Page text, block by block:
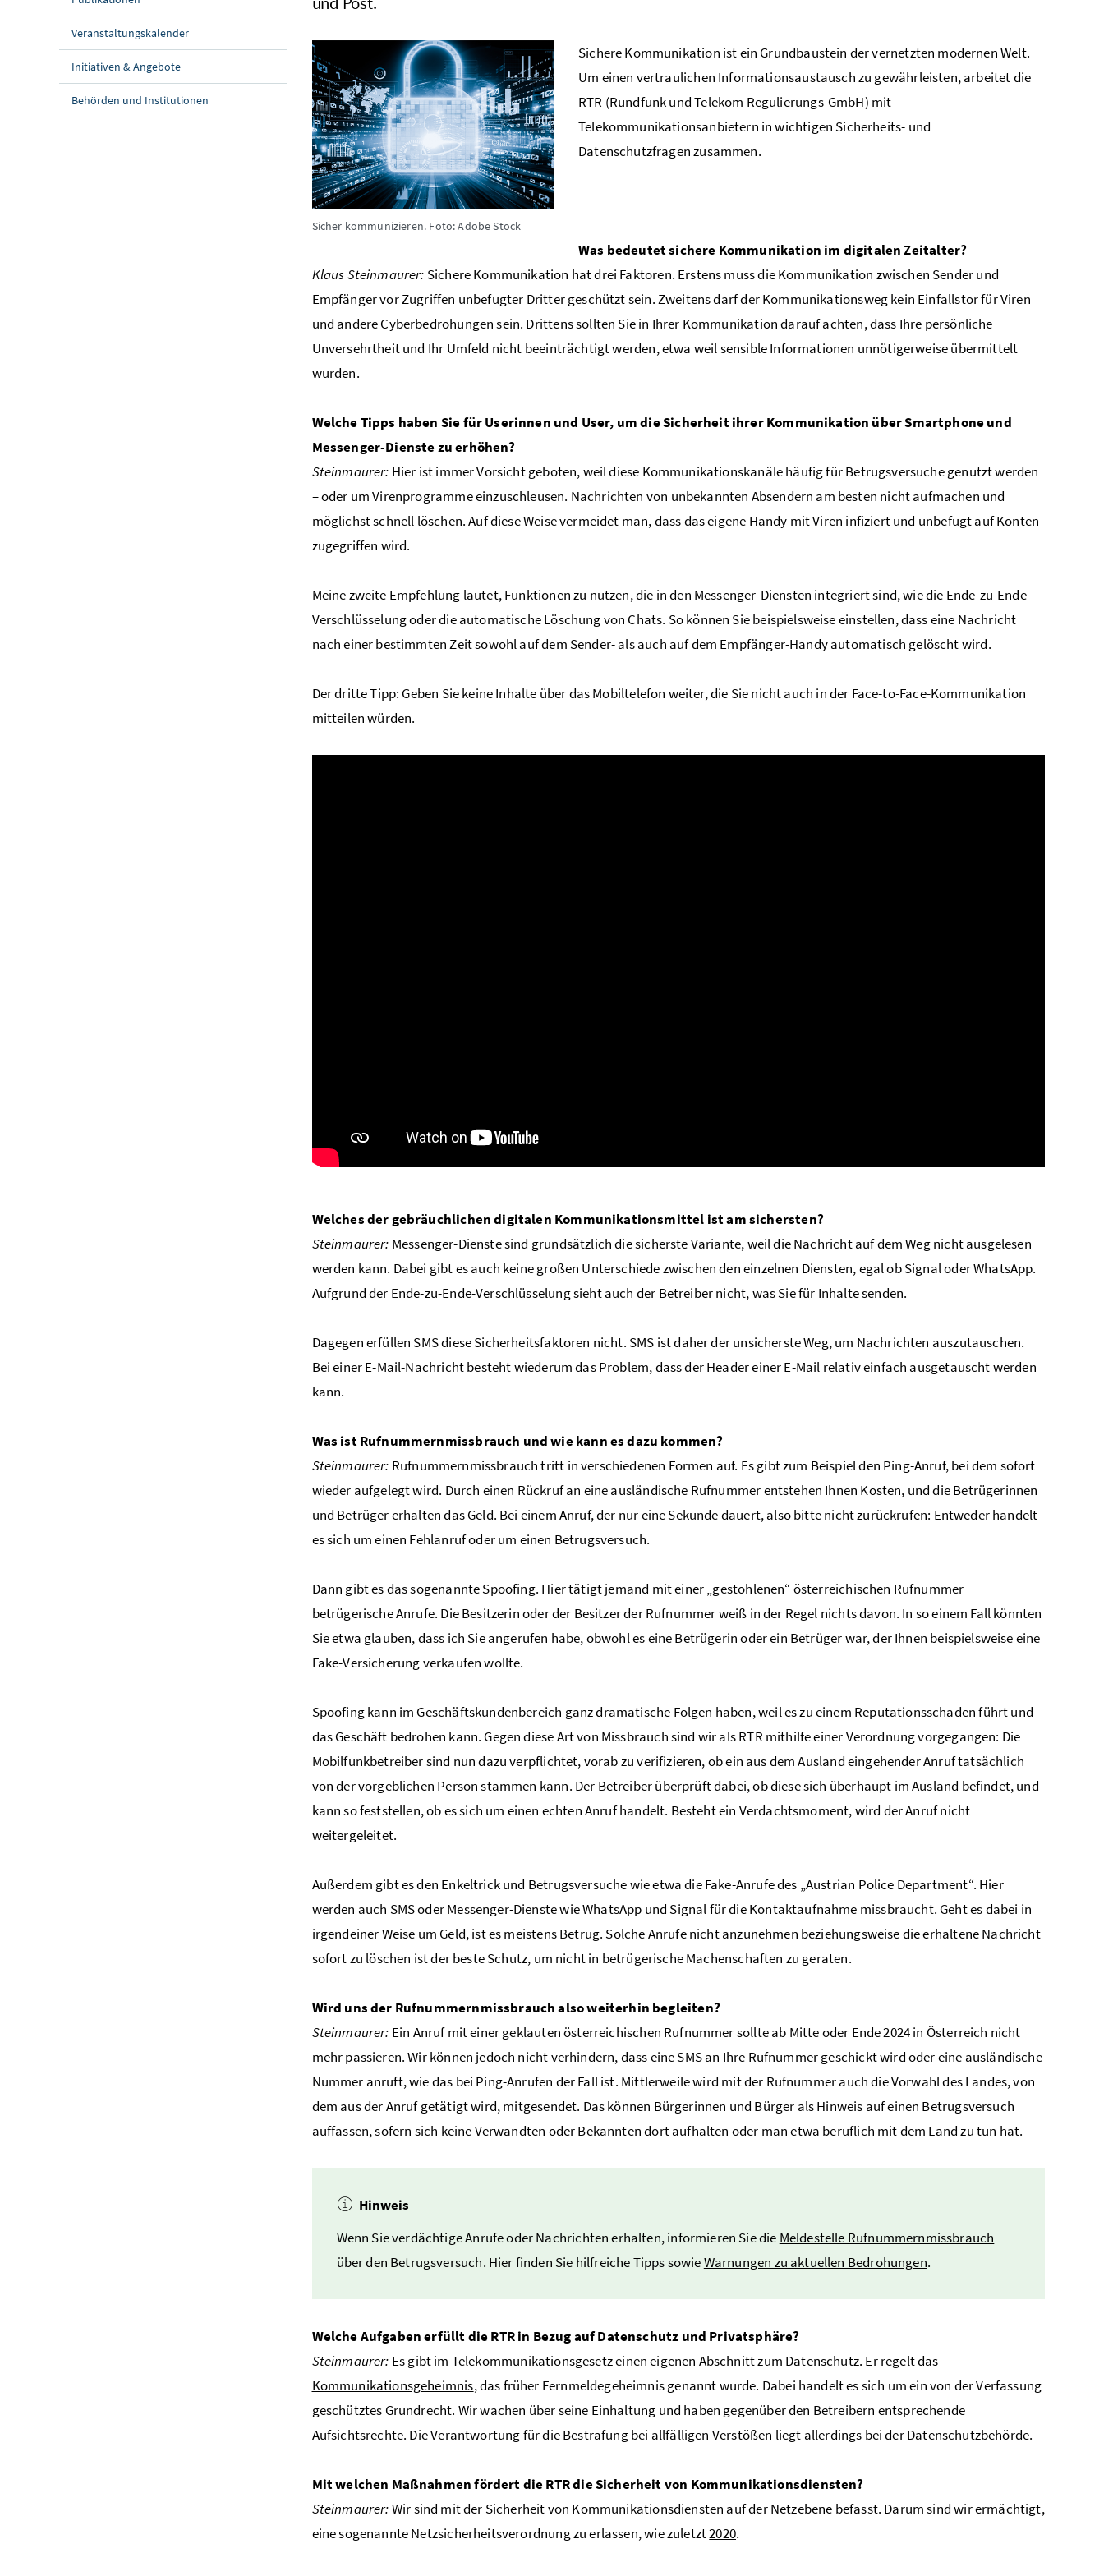
Veranstaltungskalender
Initiativen & Angebote
Behörden und Institutionen
Sicher kommunizieren. Foto: Adobe Stock
Sichere Kommunikation ist ein Grundbaustein der vernetzten modernen Welt.
Um einen vertraulichen Informationsaustausch zu gewährleisten, arbeitet die
RTR (Rundfunk und Telekom Regulierungs-GmbH) mit
Telekommunikationsanbietern in wichtigen Sicherheits- und
Datenschutzfragen zusammen.
Was bedeutet sichere Kommunikation im digitalen Zeitalter?
Klaus Steinmaurer: Sichere Kommunikation hat drei Faktoren. Erstens muss die Kommunikation zwischen Sender und
Empfänger vor Zugriffen unbefugter Dritter geschützt sein. Zweitens darf der Kommunikationsweg kein Einfallstor für Viren
und andere Cyberbedrohungen sein. Drittens sollten Sie in Ihrer Kommunikation darauf achten, dass Ihre persönliche
Unversehrtheit und Ihr Umfeld nicht beeinträchtigt werden, etwa weil sensible Informationen unnötigerweise übermittelt
wurden.
Welche Tipps haben Sie für Userinnen und User, um die Sicherheit ihrer Kommunikation über Smartphone und
Messenger-Dienste zu erhöhen?
Steinmaurer: Hier ist immer Vorsicht geboten, weil diese Kommunikationskanäle häufig für Betrugsversuche genutzt werden
– oder um Virenprogramme einzuschleusen. Nachrichten von unbekannten Absendern am besten nicht aufmachen und
möglichst schnell löschen. Auf diese Weise vermeidet man, dass das eigene Handy mit Viren infiziert und unbefugt auf Konten
zugegriffen wird.
Meine zweite Empfehlung lautet, Funktionen zu nutzen, die in den Messenger-Diensten integriert sind, wie die Ende-zu-Ende-
Verschlüsselung oder die automatische Löschung von Chats. So können Sie beispielsweise einstellen, dass eine Nachricht
nach einer bestimmten Zeit sowohl auf dem Sender- als auch auf dem Empfänger-Handy automatisch gelöscht wird.
Der dritte Tipp: Geben Sie keine Inhalte über das Mobiltelefon weiter, die Sie nicht auch in der Face-to-Face-Kommunikation
mitteilen würden.
Welches der gebräuchlichen digitalen Kommunikationsmittel ist am sichersten?
Steinmaurer: Messenger-Dienste sind grundsätzlich die sicherste Variante, weil die Nachricht auf dem Weg nicht ausgelesen
werden kann. Dabei gibt es auch keine großen Unterschiede zwischen den einzelnen Diensten, egal ob Signal oder WhatsApp.
Aufgrund der Ende-zu-Ende-Verschlüsselung sieht auch der Betreiber nicht, was Sie für Inhalte senden.
Dagegen erfüllen SMS diese Sicherheitsfaktoren nicht. SMS ist daher der unsicherste Weg, um Nachrichten auszutauschen.
Bei einer E-Mail-Nachricht besteht wiederum das Problem, dass der Header einer E-Mail relativ einfach ausgetauscht werden
kann.
Was ist Rufnummernmissbrauch und wie kann es dazu kommen?
Steinmaurer: Rufnummernmissbrauch tritt in verschiedenen Formen auf. Es gibt zum Beispiel den Ping-Anruf, bei dem sofort
wieder aufgelegt wird. Durch einen Rückruf an eine ausländische Rufnummer entstehen Ihnen Kosten, und die Betrügerinnen
und Betrüger erhalten das Geld. Bei einem Anruf, der nur eine Sekunde dauert, also bitte nicht zurückrufen: Entweder handelt
es sich um einen Fehlanruf oder um einen Betrugsversuch.
Dann gibt es das sogenannte Spoofing. Hier tätigt jemand mit einer „gestohlenen“ österreichischen Rufnummer
betrügerische Anrufe. Die Besitzerin oder der Besitzer der Rufnummer weiß in der Regel nichts davon. In so einem Fall könnten
Sie etwa glauben, dass ich Sie angerufen habe, obwohl es eine Betrügerin oder ein Betrüger war, der Ihnen beispielsweise eine
Fake-Versicherung verkaufen wollte.
Spoofing kann im Geschäftskundenbereich ganz dramatische Folgen haben, weil es zu einem Reputationsschaden führt und
das Geschäft bedrohen kann. Gegen diese Art von Missbrauch sind wir als RTR mithilfe einer Verordnung vorgegangen: Die
Mobilfunkbetreiber sind nun dazu verpflichtet, vorab zu verifizieren, ob ein aus dem Ausland eingehender Anruf tatsächlich
von der vorgeblichen Person stammen kann. Der Betreiber überprüft dabei, ob diese sich überhaupt im Ausland befindet, und
kann so feststellen, ob es sich um einen echten Anruf handelt. Besteht ein Verdachtsmoment, wird der Anruf nicht
weitergeleitet.
Außerdem gibt es den Enkeltrick und Betrugsversuche wie etwa die Fake-Anrufe des „Austrian Police Department“. Hier
werden auch SMS oder Messenger-Dienste wie WhatsApp und Signal für die Kontaktaufnahme missbraucht. Geht es dabei in
irgendeiner Weise um Geld, ist es meistens Betrug. Solche Anrufe nicht anzunehmen beziehungsweise die erhaltene Nachricht
sofort zu löschen ist der beste Schutz, um nicht in betrügerische Machenschaften zu geraten.
Wird uns der Rufnummernmissbrauch also weiterhin begleiten?
Steinmaurer: Ein Anruf mit einer geklauten österreichischen Rufnummer sollte ab Mitte oder Ende 2024 in Österreich nicht
mehr passieren. Wir können jedoch nicht verhindern, dass eine SMS an Ihre Rufnummer geschickt wird oder eine ausländische
Nummer anruft, wie das bei Ping-Anrufen der Fall ist. Mittlerweile wird mit der Rufnummer auch die Vorwahl des Landes, von
dem aus der Anruf getätigt wird, mitgesendet. Das können Bürgerinnen und Bürger als Hinweis auf einen Betrugsversuch
auffassen, sofern sich keine Verwandten oder Bekannten dort aufhalten oder man etwa beruflich mit dem Land zu tun hat.
Hinweis
Wenn Sie verdächtige Anrufe oder Nachrichten erhalten, informieren Sie die Meldestelle Rufnummernmissbrauch
über den Betrugsversuch. Hier finden Sie hilfreiche Tipps sowieWarnungen zu aktuellen Bedrohungen.
Welche Aufgaben erfüllt die RTR in Bezug auf Datenschutz und Privatsphäre?
Steinmaurer: Es gibt im Telekommunikationsgesetz einen eigenen Abschnitt zum Datenschutz. Er regelt das
Kommunikationsgeheimnis, das früher Fernmeldegeheimnis genannt wurde. Dabei handelt es sich um ein von der Verfassung
geschütztes Grundrecht. Wir wachen über seine Einhaltung und haben gegenüber den Betreibern entsprechende
Aufsichtsrechte. Die Verantwortung für die Bestrafung bei allfälligen Verstößen liegt allerdings bei der Datenschutzbehörde.
Mit welchen Maßnahmen fördert die RTR die Sicherheit von Kommunikationsdiensten?
Steinmaurer:Wir sind mit der Sicherheit von Kommunikationsdiensten auf der Netzebene befasst. Darum sind wir ermächtigt,
eine sogenannte Netzsicherheitsverordnung zu erlassen, wie zuletzt2020.